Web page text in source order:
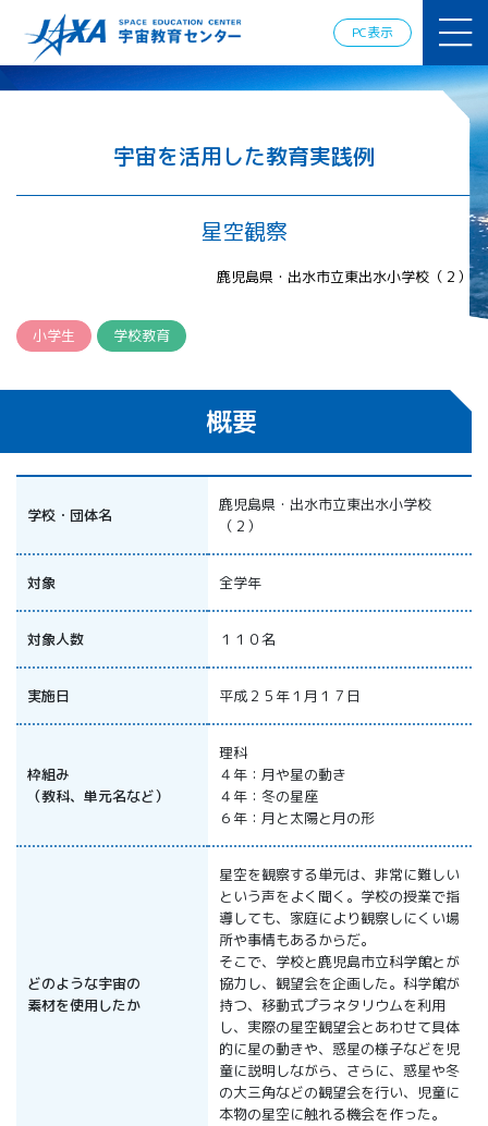
PC表示
ミー
ロスペース
情報の発
信
宇宙を活用
した教育実
践例
体験的学
習機会の
APRSAF（ア
ジア太平洋
地域宇宙機
関会議）宇
宙教育 for
All 分科会
APRSAF宇宙
教育 for All
分科会 年次
ターコンテ
スト
APRSAF教員
セミナー
ISEB（国際
宇宙教育会
議）
ISEB学生派
遣プログラ
ム
宇宙を活用した教育実践例
星空観察
鹿児島県・出水市立東出水小学校（２）
小学生 学校教育
概要
学校・団体名
鹿児島県・出水市立東出水小学校
（２）
対象 全学年
対象人数 １１０名
実施日 平成２５年１月１７日
枠組み
（教科、単元名など）
理科
４年：月や星の動き
４年：冬の星座
６年：月と太陽と月の形
どのような宇宙の
素材を使用したか
星空を観察する単元は、非常に難しい
という声をよく聞く。学校の授業で指
導しても、家庭により観察しにくい場
所や事情もあるからだ。
そこで、学校と鹿児島市立科学館とが
協力し、観望会を企画した。科学館が
持つ、移動式プラネタリウムを利用
し、実際の星空観望会とあわせて具体
的に星の動きや、惑星の様子などを児
童に説明しながら、さらに、惑星や冬
の大三角などの観望会を行い、児童に
本物の星空に触れる機会を作った。